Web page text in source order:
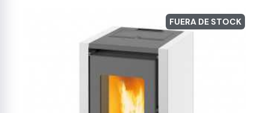
FUERA DE STOCK